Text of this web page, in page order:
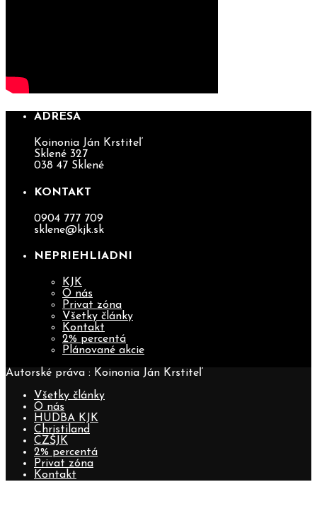
ADRESA
Koinonia Ján Krstiteľ
Sklené 327
038 47 Sklené
KONTAKT
0904 777 709
sklene@kjk.sk
NEPRIEHLIADNI
KJK
O nás
Privat zóna
Všetky články
Kontakt
2% percentá
Plánované akcie
Autorské práva : Koinonia Ján Krstiteľ
Všetky články
O nás
HUDBA KJK
Christiland
CZŠJK
2% percentá
Privat zóna
Kontakt